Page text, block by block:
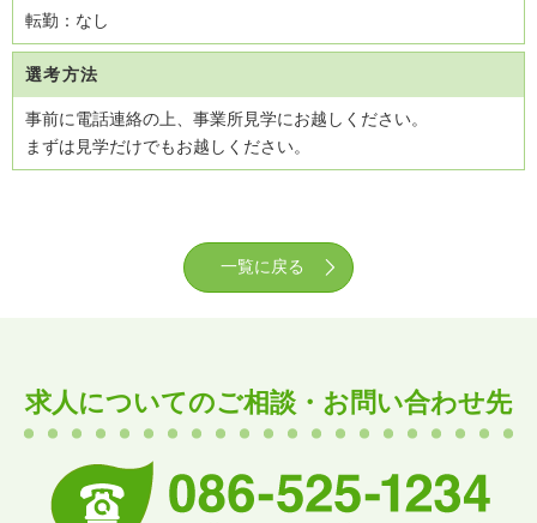
転勤：なし
選考方法
事前に電話連絡の上、事業所見学にお越しください。
まずは見学だけでもお越しください。
一覧に戻る
求人についてのご相談・お問い合わせ先